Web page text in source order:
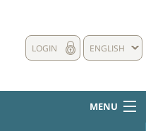
ENGLISH
LOGIN
MENU